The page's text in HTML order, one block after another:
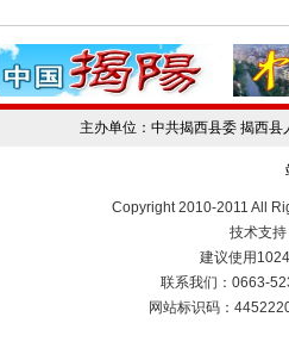
主办单位：中共揭西县委 揭西
Copyright 2010-2011 All
技术支
建议使用
联系我们：0663-
网站标识码：